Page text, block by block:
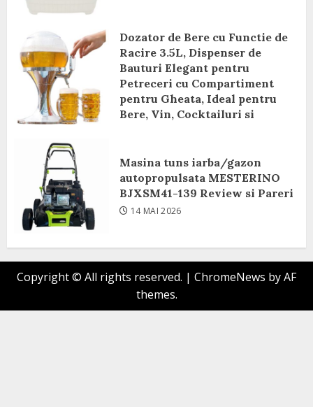
Dozator de Bere cu Functie de
Racire 3.5L, Dispenser de
Bauturi Elegant pentru
Petreceri cu Compartiment
pentru Gheata, Ideal pentru
Bere, Vin, Cocktailuri si
8 IUNIE 2026
Masina tuns iarba/gazon
autopropulsata MESTERINO
BJXSM41-139 Review si Pareri
14 MAI 2026
Copyright © All rights reserved. | ChromeNews by AF
themes.